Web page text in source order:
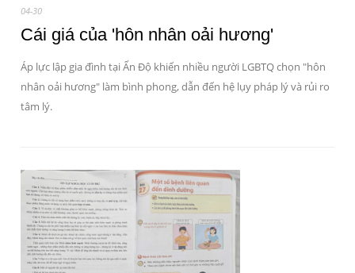
04-30
Cái giá của 'hôn nhân oải hương'
Áp lực lập gia đình tại Ấn Độ khiến nhiều người LGBTQ chọn "hôn
nhân oải hương" làm bình phong, dẫn đến hệ lụy pháp lý và rủi ro
tâm lý.